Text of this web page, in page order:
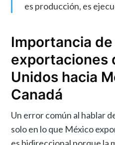
es producción, es
Importancia de
exportaciones
Unidos hacia
Canadá
Un error común al hablar
solo en lo que México